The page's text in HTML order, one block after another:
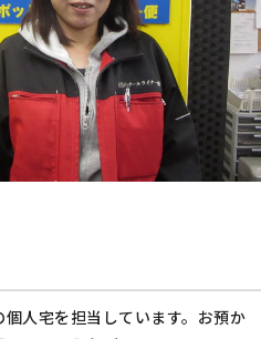
人宅を担当しています。お預か